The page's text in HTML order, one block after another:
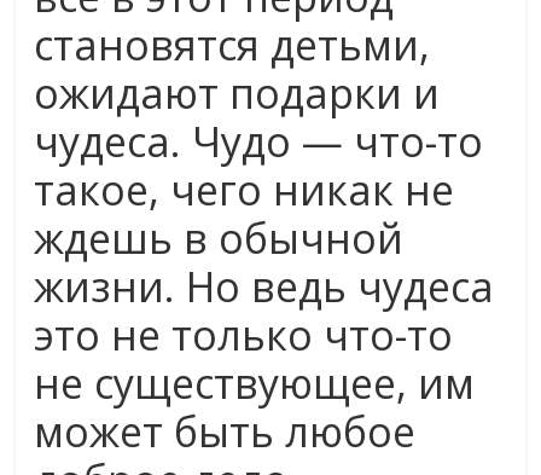
становятся детьми,
ожидают подарки и
чудеса. Чудо — что-то
такое, чего никак не
ждешь в обычной
жизни. Но ведь чудеса
это не только что-то
не существующее, им
может быть любое